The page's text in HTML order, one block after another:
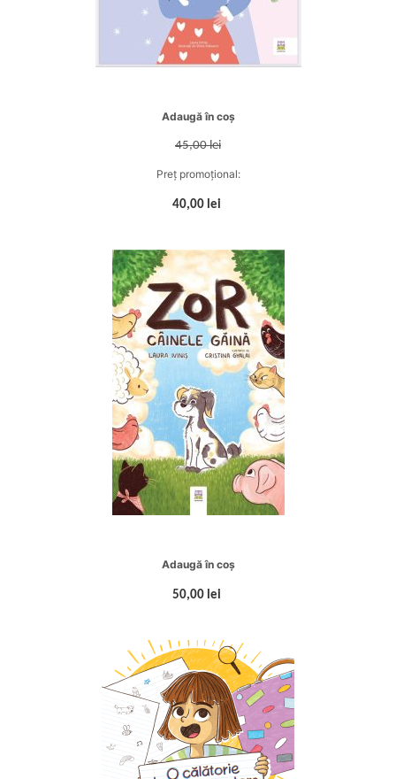
Adaugă în coș
45,00 lei
Preț promoțional:
40,00 lei
Adaugă în coș
50,00 lei